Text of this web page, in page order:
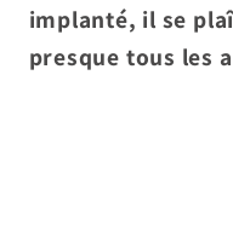
implanté, il se
presque tous les